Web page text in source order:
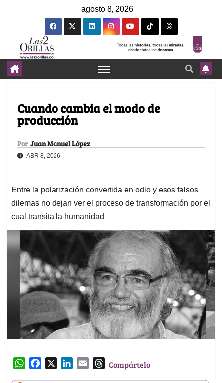
agosto 8, 2026
Cuando cambia el modo de
producción
Por Juan Manuel López
ABR 8, 2026
Entre la polarización convertida en odio y esos falsos
dilemas no dejan ver el proceso de transformación por el
cual transita la humanidad
W
TCompártelo